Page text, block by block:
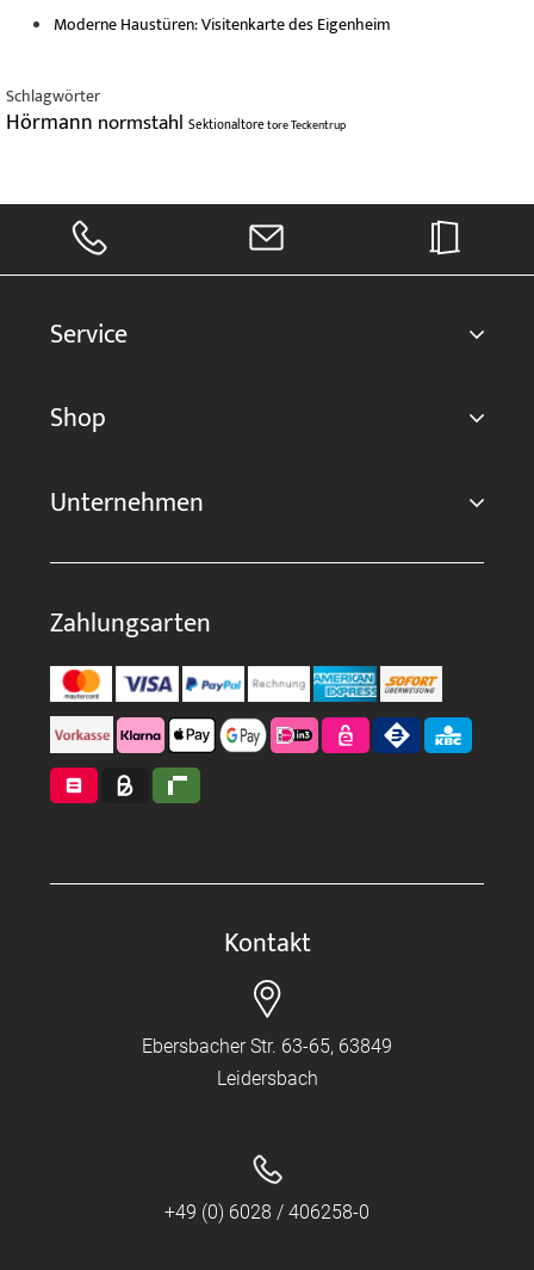
Moderne Haustüren: Visitenkarte des Eigenheim
Schlagwörter
Hörmann normstahl SektionaltoretoreTeckentrup
Service
Shop
Unternehmen
Zahlungsarten
Kontakt
Ebersbacher Str. 63-65, 63849
Leidersbach
+49 (0) 6028 / 406258-0